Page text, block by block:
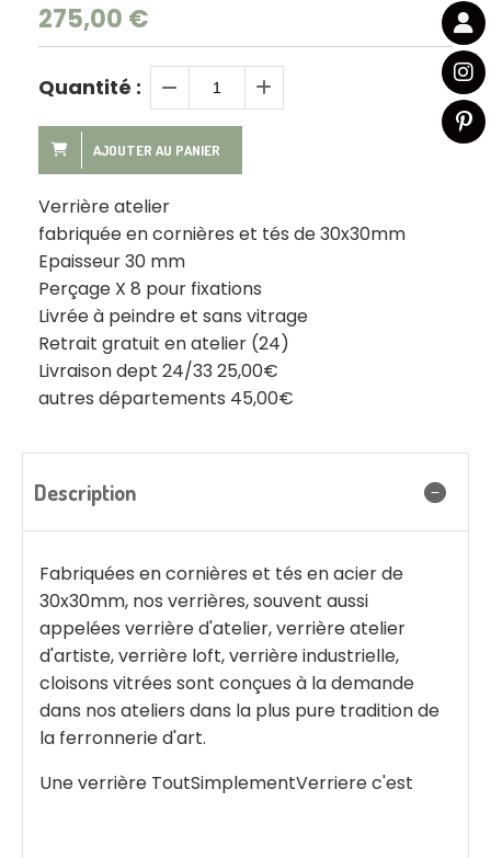
275,00 €
Quantité :
AJOUTER AU PANIER
Verrière atelier
fabriquée en cornières et tés de 30x30mm
Epaisseur 30 mm
Perçage X 8 pour fixations
Livrée à peindre et sans vitrage
Retrait gratuit en atelier (24)
Livraison dept 24/33 25,00€
autres départements 45,00€
Description
Fabriquées en cornières et tés en acier de
30x30mm, nos verrières, souvent aussi
appelées verrière d'atelier, verrière atelier
d'artiste, verrière loft, verrière industrielle,
cloisons vitrées sont conçues à la demande
dans nos ateliers dans la plus pure tradition de
la ferronnerie d'art.
Une verrière ToutSimplementVerriere c'est